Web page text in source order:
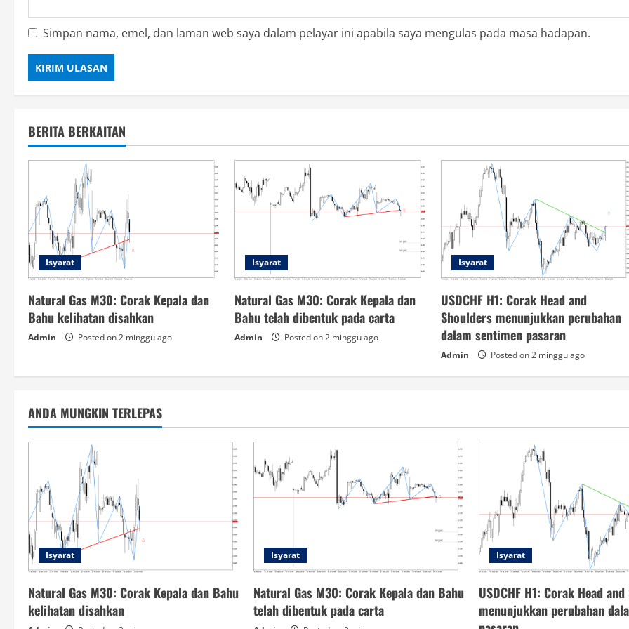
Simpan nama, emel, dan laman web saya dalam pelayar ini apabila saya mengulas pada masa hadapan.
BERITA BERKAITAN
Isyarat
Natural Gas M30: Corak Kepala dan
Bahu kelihatan disahkan
Admin Posted on 2 minggu ago
Isyarat
Natural Gas M30: Corak Kepala dan
Bahu telah dibentuk pada carta
Admin Posted on 2 minggu ago
Isyarat
USDCHF H1: Corak Head and
Shoulders menunjukkan perubahan
dalam sentimen pasaran
Admin Posted on 2 minggu ago
ANDA MUNGKIN TERLEPAS
Isyarat
Natural Gas M30: Corak Kepala dan Bahu
kelihatan disahkan
Isyarat
Natural Gas M30: Corak Kepala dan Bahu
telah dibentuk pada carta
Isyarat
USDCHF H1: Corak Head
menunjukkan perubahan